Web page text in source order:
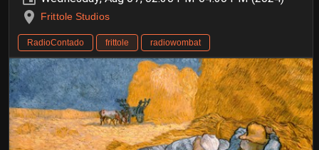
Frittole Studios
RadioContado frittole radiowombat